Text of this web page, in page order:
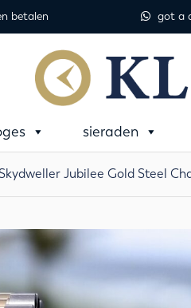
betalen got a
sieraden
Jubilee Gold Steel